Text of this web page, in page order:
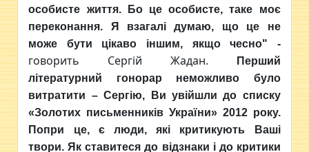
особисте життя. Бо це особисте, таке моє
переконання. Я взагалі думаю, що це не
може бути цікаво іншим, якщо чесно" -
говорить Сергій Жадан.
Перший
літературний гонорар неможливо було
витратити – Сергію, Ви увійшли до списку
«Золотих письменників України» 2012 року.
Попри це, є люди, які критикують Ваші
твори. Як ставитеся до відзнаки і до критики